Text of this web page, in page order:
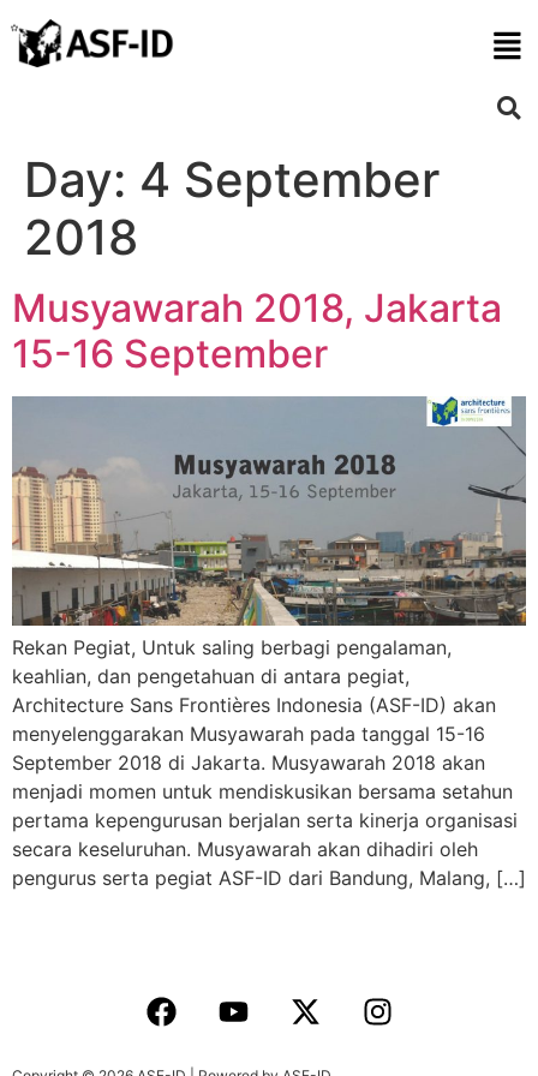
Day: 4 September
2018
Musyawarah 2018, Jakarta
15-16 September
Rekan Pegiat, Untuk saling berbagi pengalaman,
keahlian, dan pengetahuan di antara pegiat,
Architecture Sans Frontières Indonesia (ASF-ID) akan
menyelenggarakan Musyawarah pada tanggal 15-16
September 2018 di Jakarta. Musyawarah 2018 akan
menjadi momen untuk mendiskusikan bersama setahun
pertama kepengurusan berjalan serta kinerja organisasi
secara keseluruhan. Musyawarah akan dihadiri oleh
pengurus serta pegiat ASF-ID dari Bandung, Malang, […]